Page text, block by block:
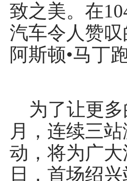
致之美。在
汽车令人赞
阿斯顿•马丁
为了让更多
月，连续三
动，将为广
日，首场绍